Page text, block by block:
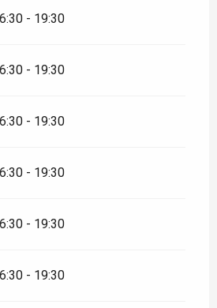
- 19:30
- 19:30
- 19:30
- 19:30
- 19:30
- 19:30